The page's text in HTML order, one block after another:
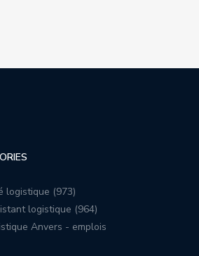
logistique (973)
logistique (964)
Anvers - emplois